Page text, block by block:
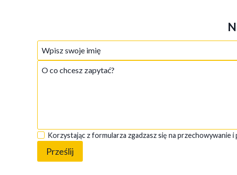
Korzystając z formularza zgadzasz się na
Prześlij